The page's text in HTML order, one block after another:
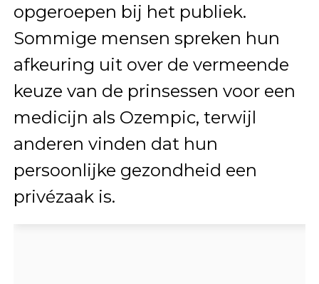
opgeroepen bij het publiek.
Sommige mensen spreken hun
afkeuring uit over de vermeende
keuze van de prinsessen voor een
medicijn als Ozempic, terwijl
anderen vinden dat hun
persoonlijke gezondheid een
privézaak is.